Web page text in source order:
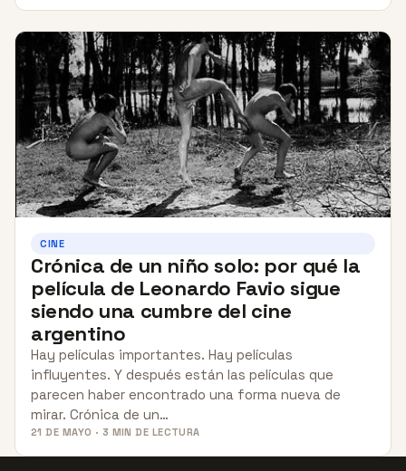
CINE
Crónica de un niño solo: por qué la
película de Leonardo Favio sigue
siendo una cumbre del cine
argentino
Hay películas importantes. Hay películas
influyentes. Y después están las películas que
parecen haber encontrado una forma nueva de
mirar. Crónica de un…
21 DE MAYO · 3 MIN DE LECTURA